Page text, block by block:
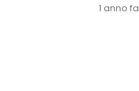
1 anno fa